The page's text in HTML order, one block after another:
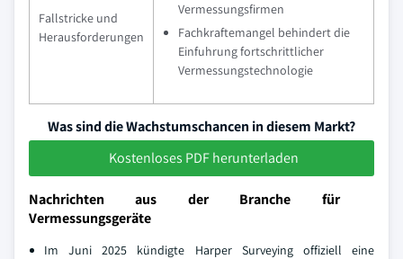
Fallstricke und
Herausforderungen
Vermessungsfirmen
Fachkraftemangel behindert die
Einfuhrung fortschrittlicher
Vermessungstechnologie
Was sind die Wachstumschancen in diesem Markt?
Kostenloses PDF herunterladen
Nachrichten aus der Branche für
Vermessungsgeräte
Im Juni 2025 kündigte Harper Surveying offiziell eine